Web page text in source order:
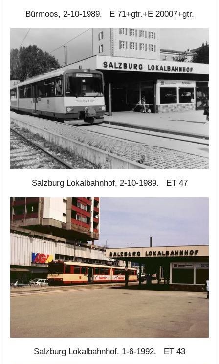
Bürmoos, 2-10-1989. E 71+gtr.+E 20007+gtr.
Salzburg Lokalbahnhof, 2-10-1989. ET 47
Salzburg Lokalbahnhof, 1-6-1992. ET 43